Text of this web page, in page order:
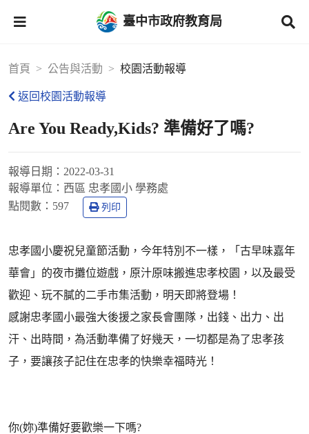
臺中市政府教育局
首頁 公告與活動 校園活動報導
返回校園活動報導
Are You Ready,Kids? 準備好了嗎?
報導日期： 2022-03-31
報導單位： 西區 忠孝國小 學務處
點閱數： 597 列印
忠孝國小慶祝兒童節活動，今年特別不一樣，「古早味嘉年
華會」的夜市攤位遊戲，原汁原味搬進忠孝校園，以及最受
歡迎、玩不膩的二手市集活動，明天即將登場！
感謝忠孝國小最強大後援之家長會團隊，出錢、出力、出
汗、出時間，為活動準備了好幾天，一切都是為了忠孝孩
子，要讓孩子記住在忠孝的快樂幸福時光！
你(妳)準備好要歡樂一下嗎?